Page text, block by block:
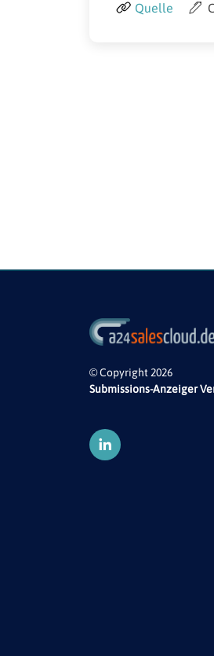
Quelle
© Copyright 2026
Submissions-Anzeiger